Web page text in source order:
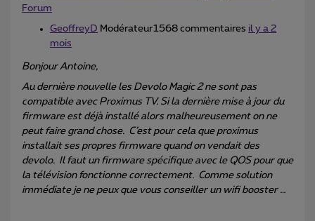
Forum
GeoffreyD Modérateur1568 commentaires il y a 2
mois
Bonjour Antoine,
Au dernière nouvelle les Devolo Magic 2 ne sont pas
compatible avec Proximus TV. Si la dernière mise à jour du
firmware est déjà installé alors malheureusement on ne
peut faire grand chose. C’est pour cela que proximus
installait ses propres firmware quand on vendait des
devolo. Il faut un firmware spécifique avec le QOS pour que
la télévision fonctionne correctement. Comme solution
immédiate je ne peux que vous conseiller un wifi booster …